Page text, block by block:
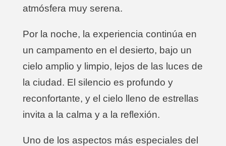
atmósfera muy serena.
Por la noche, la experiencia continúa en
un campamento en el desierto, bajo un
cielo amplio y limpio, lejos de las luces de
la ciudad. El silencio es profundo y
reconfortante, y el cielo lleno de estrellas
invita a la calma y a la reflexión.
Uno de los aspectos más especiales del